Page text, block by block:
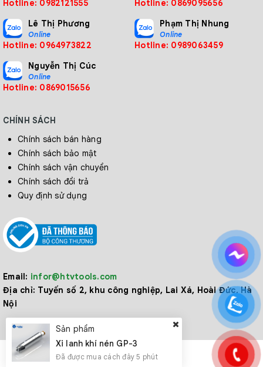
Hotline: 0982121555
Hotline: 0869095656
Lê Thị Phương
Online
Hotline: 0964973822
Phạm Thị Nhung
Online
Hotline: 0989063459
Nguyễn Thị Cúc
Online
Hotline: 0869015656
CHÍNH SÁCH
Chính sách bán hàng
Chính sách bảo mật
Chính sách vận chuyển
Chính sách đổi trả
Quy định sử dụng
Email: infor@htvtools.com
Địa chỉ: Tuyến số 2, khu công nghiệp, Lai Xá, Hoài Đức, Hà
Nội
Sản phẩm
Xi lanh khí nén GP-3
Đã được mua cách đây 5 phút